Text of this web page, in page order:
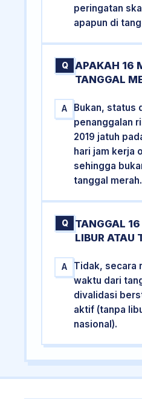
peringatan
apapun di
Q
APAKAH 16
TANGGAL
A
Bukan, status
penanggalan
2019 jatuh
hari jam kerja
sehingga
tanggal merah.
Q
TANGGAL
LIBUR ATAU
A
Tidak, secara
waktu dari
divalidasi
aktif (tanpa
nasional).